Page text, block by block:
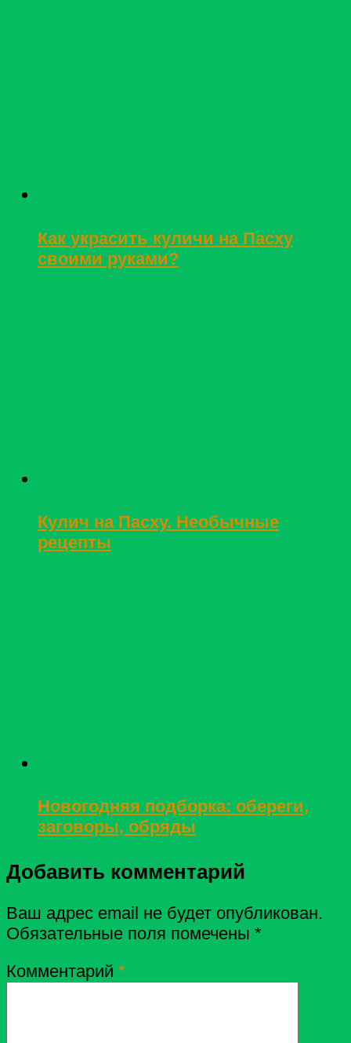
Как украсить куличи на Пасху
своими руками?
Кулич на Пасху. Необычные
рецепты
Новогодняя подборка: обереги,
заговоры, обряды
Добавить комментарий
Ваш адрес email не будет опубликован.
Обязательные поля помечены *
Комментарий *